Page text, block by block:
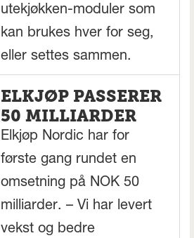
utekjøkken-moduler som
kan brukes hver for seg,
eller settes sammen.
ELKJØP PASSERER
50 MILLIARDER
Elkjøp Nordic har for
første gang rundet en
omsetning på NOK 50
milliarder. – Vi har levert
vekst og bedre